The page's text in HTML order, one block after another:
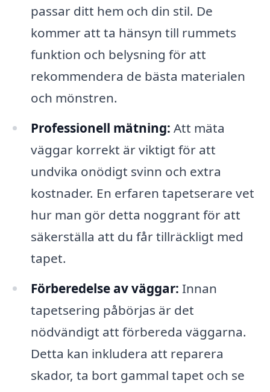
passar ditt hem och din stil. De
kommer att ta hänsyn till rummets
funktion och belysning för att
rekommendera de bästa materialen
och mönstren.
Professionell mätning: Att mäta
väggar korrekt är viktigt för att
undvika onödigt svinn och extra
kostnader. En erfaren tapetserare vet
hur man gör detta noggrant för att
säkerställa att du får tillräckligt med
tapet.
Förberedelse av väggar: Innan
tapetsering påbörjas är det
nödvändigt att förbereda väggarna.
Detta kan inkludera att reparera
skador, ta bort gammal tapet och se